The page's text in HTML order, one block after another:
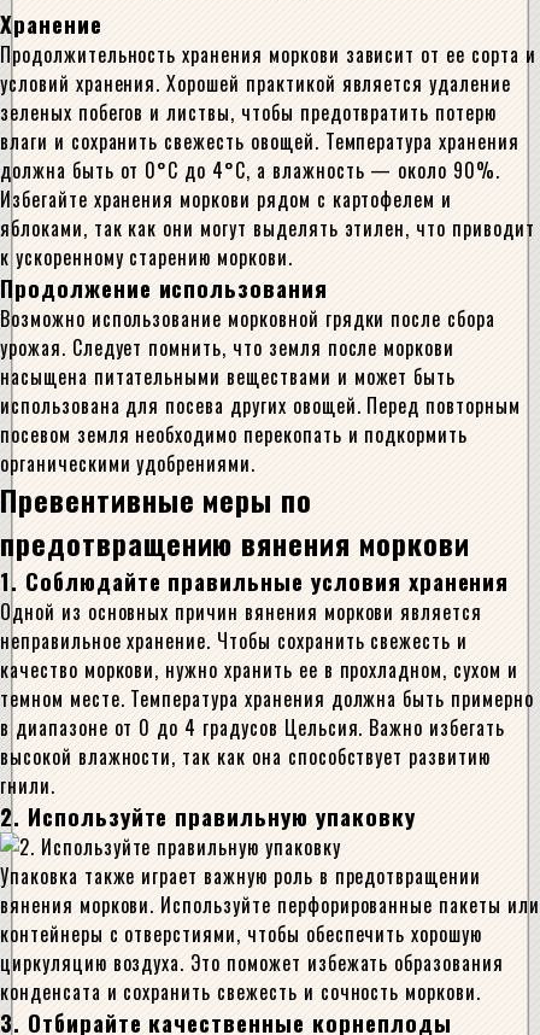
Хранение
Продолжительность хранения моркови зависит от ее сорта и
условий хранения. Хорошей практикой является удаление
зеленых побегов и листвы, чтобы предотвратить потерю
влаги и сохранить свежесть овощей. Температура хранения
должна быть от 0°C до 4°C, а влажность — около 90%.
Избегайте хранения моркови рядом с картофелем и
яблоками, так как они могут выделять этилен, что приводит
к ускоренному старению моркови.
Продолжение использования
Возможно использование морковной грядки после сбора
урожая. Следует помнить, что земля после моркови
насыщена питательными веществами и может быть
использована для посева других овощей. Перед повторным
посевом земля необходимо перекопать и подкормить
органическими удобрениями.
Превентивные меры по
предотвращению вянения моркови
1. Соблюдайте правильные условия хранения
Одной из основных причин вянения моркови является
неправильное хранение. Чтобы сохранить свежесть и
качество моркови, нужно хранить ее в прохладном, сухом и
темном месте. Температура хранения должна быть примерно
в диапазоне от 0 до 4 градусов Цельсия. Важно избегать
высокой влажности, так как она способствует развитию
гнили.
2. Используйте правильную упаковку
Упаковка также играет важную роль в предотвращении
вянения моркови. Используйте перфорированные пакеты или
контейнеры с отверстиями, чтобы обеспечить хорошую
циркуляцию воздуха. Это поможет избежать образования
конденсата и сохранить свежесть и сочность моркови.
3. Отбирайте качественные корнеплоды